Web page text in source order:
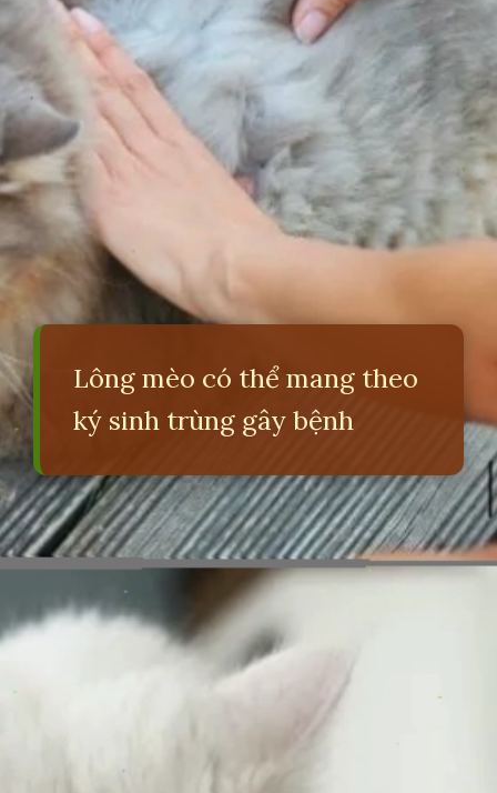
Lông mèo có thể mang theo
ký sinh trùng gây bệnh
Đang mở https://erci.edu.vn/long-meo-co-tac-hai-gi